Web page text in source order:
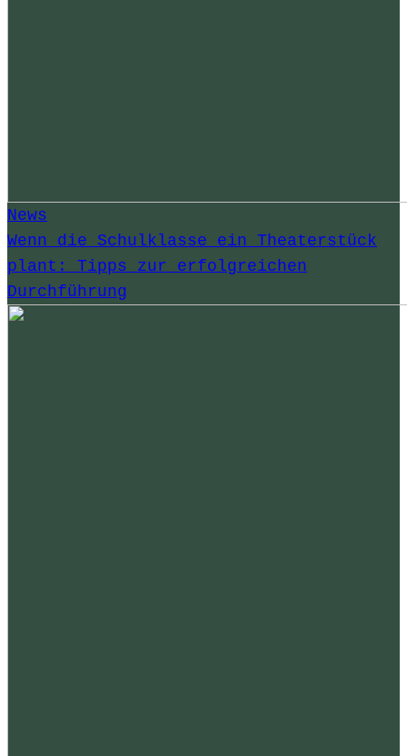
News
Wenn die Schulklasse ein Theaterstück
plant: Tipps zur erfolgreichen
Durchführung